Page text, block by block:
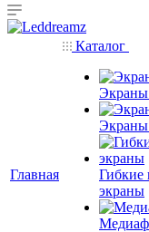
Главная
Каталог
Гибкие
экраны